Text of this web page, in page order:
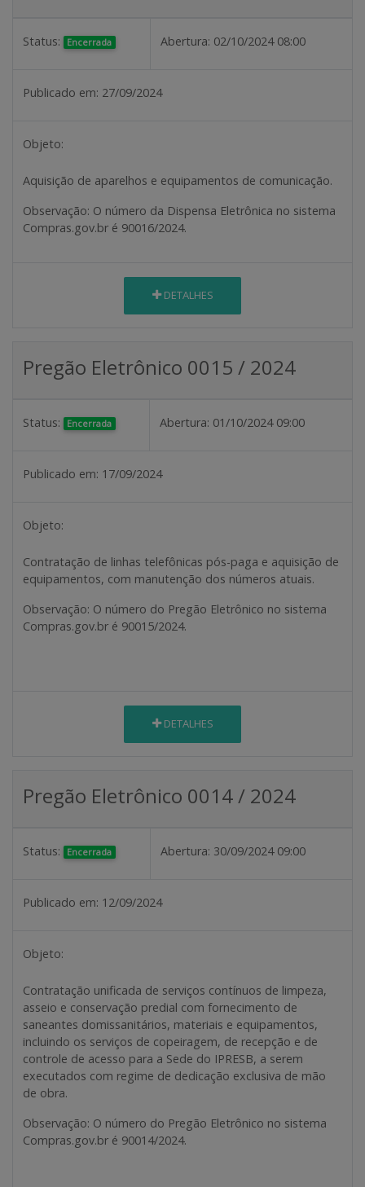
Status: Encerrada Abertura: 02/10/2024 08:00
Publicado em: 27/09/2024
Objeto:
Aquisição de aparelhos e equipamentos de comunicação.
Observação: O número da Dispensa Eletrônica no sistema
Compras.gov.br é 90016/2024.
DETALHES
Pregão Eletrônico 0015 / 2024
Status: Encerrada Abertura: 01/10/2024 09:00
Publicado em: 17/09/2024
Objeto:
Contratação de linhas telefônicas pós-paga e aquisição de
equipamentos, com manutenção dos números atuais.
Observação: O número do Pregão Eletrônico no sistema
Compras.gov.br é 90015/2024.
DETALHES
Pregão Eletrônico 0014 / 2024
Status: Encerrada Abertura: 30/09/2024 09:00
Publicado em: 12/09/2024
Objeto:
Contratação unificada de serviços contínuos de limpeza,
asseio e conservação predial com fornecimento de
saneantes domissanitários, materiais e equipamentos,
incluindo os serviços de copeiragem, de recepção e de
controle de acesso para a Sede do IPRESB, a serem
executados com regime de dedicação exclusiva de mão
de obra.
Observação: O número do Pregão Eletrônico no sistema
Compras.gov.br é 90014/2024.